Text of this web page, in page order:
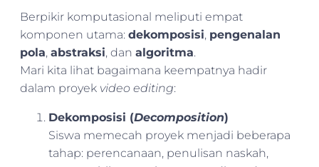
Berpikir komputasional meliputi empat
komponen utama: dekomposisi, pengenalan
pola, abstraksi, dan algoritma.
Mari kita lihat bagaimana keempatnya hadir
dalam proyek video editing:
Dekomposisi (Decomposition)
Siswa memecah proyek menjadi beberapa
tahap: perencanaan, penulisan naskah,